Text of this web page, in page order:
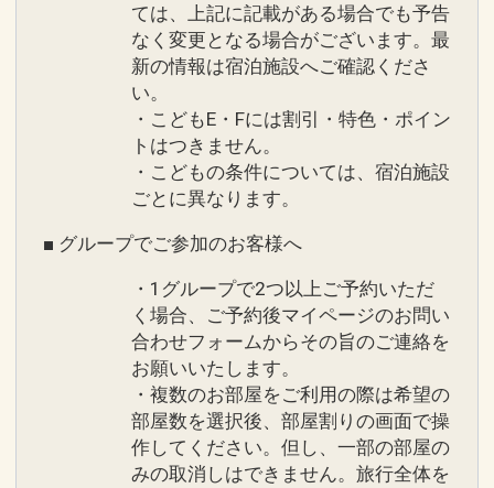
ては、上記に記載がある場合でも予告
なく変更となる場合がございます。最
新の情報は宿泊施設へご確認くださ
い。
・こどもE・Fには割引・特色・ポイン
トはつきません。
・こどもの条件については、宿泊施設
ごとに異なります。
■ グループでご参加のお客様へ
・1グループで2つ以上ご予約いただ
く場合、ご予約後マイページのお問い
合わせフォームからその旨のご連絡を
お願いいたします。
・複数のお部屋をご利用の際は希望の
部屋数を選択後、部屋割りの画面で操
作してください。但し、一部の部屋の
みの取消しはできません。旅行全体を